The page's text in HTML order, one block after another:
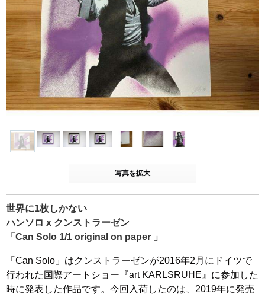
写真を拡大
世界に1枚しかない
ハンソロ x クンストラーゼン
「Can Solo 1/1 original on paper 」
「Can Solo」はクンストラーゼンが2016年2月にドイツで
行われた国際アートショー『art KARLSRUHE』に参加した
時に発表した作品です。今回入荷したのは、2019年に発売